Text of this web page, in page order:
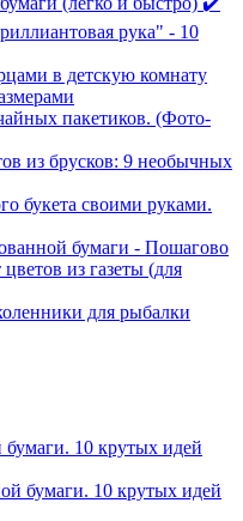
рука" - 10
в детскую комнату
пакетиков. (Фото-
из брусков: 9 необычных
букета своими руками.
бумаги - Пошагово
из газеты (для
для рыбалки
10 крутых идей